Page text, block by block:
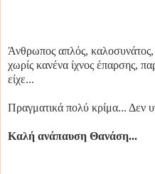
Άνθρωπος απλός,
χωρίς κανένα ίχνος έπαρσης,
είχε...
Πραγματικά πολύ κρίμα... Δεν
Καλή ανάπαυση Θανάση...